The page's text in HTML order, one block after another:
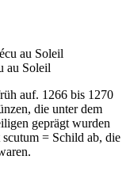
au Soleil
auf. 1266 bis 1270
die unter dem
geprägt wurden
= Schild ab, die